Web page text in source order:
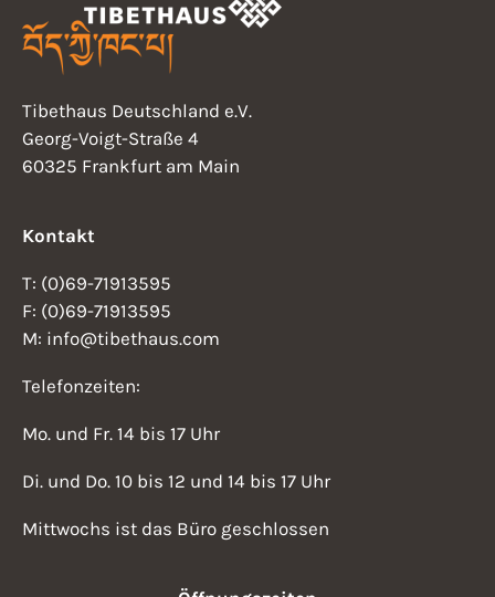
Tibethaus Deutschland e.V.
Georg-Voigt-Straße 4
60325 Frankfurt am Main
Kontakt
T: (0)69-71913595
F: (0)69-71913595
M: info@tibethaus.com
Telefonzeiten:
Mo. und Fr. 14 bis 17 Uhr
Di. und Do. 10 bis 12 und 14 bis 17 Uhr
Mittwochs ist das Büro geschlossen